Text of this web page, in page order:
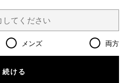
！
メンズ 両方
続ける